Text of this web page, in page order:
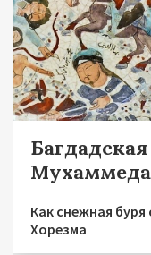
Как снежная
Хорезма